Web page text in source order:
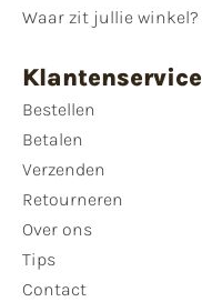
Waar zit jullie winkel?
Klantenservice
Bestellen
Betalen
Verzenden
Retourneren
Over ons
Tips
Contact